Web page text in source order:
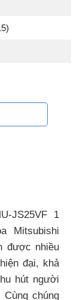
JS25VF 1
Mitsubishi
được nhiều
đại, khả
hút người
chúng